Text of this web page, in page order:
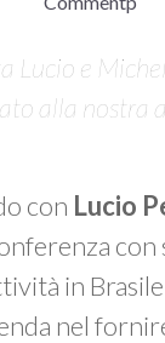
Lucio e
alla nostra
con Lucio
con
in
nel